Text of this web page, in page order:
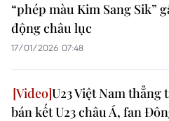
“phép màu Kim Sang Sik”
động châu lục
17/01/2026 07:48
U23 Việt Nam thẳng
bán kết U23 châu Á, fan